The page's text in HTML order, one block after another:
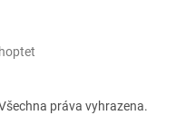
práva vyhrazena.